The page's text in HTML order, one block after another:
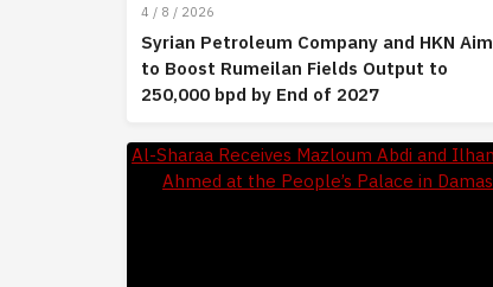
4 / 8 / 2026
Syrian Petroleum Company and HKN Aim
to Boost Rumeilan Fields Output to
250,000 bpd by End of 2027